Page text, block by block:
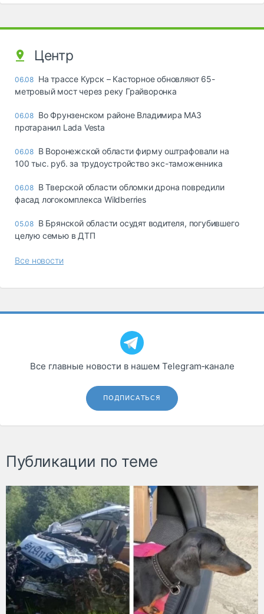
Центр
06.08 На трассе Курск – Касторное обновляют 65-
метровый мост через реку Грайворонка
06.08 Во Фрунзенском районе Владимира МАЗ
протаранил Lada Vesta
06.08 В Воронежской области фирму оштрафовали на
100 тыс. руб. за трудоустройство экс-таможенника
06.08 В Тверской области обломки дрона повредили
фасад логокомплекса Wildberries
05.08 В Брянской области осудят водителя, погубившего
целую семью в ДТП
Все новости
Все главные новости в нашем Telegram‑канале
ПОДПИСАТЬСЯ
Публикации по теме